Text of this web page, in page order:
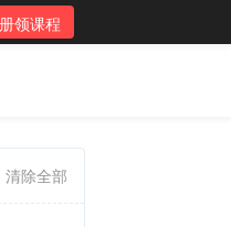
领课程
清除全部